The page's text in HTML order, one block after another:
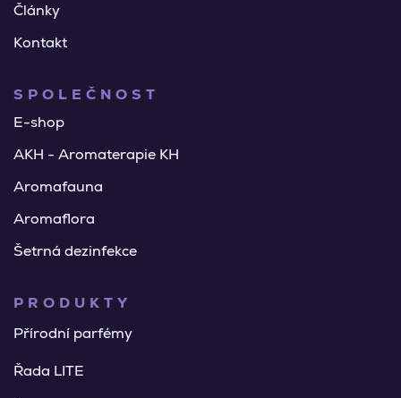
Články
Kontakt
SPOLEČNOST
E-shop
AKH - Aromaterapie KH
Aromafauna
Aromaflora
Šetrná dezinfekce
PRODUKTY
Přírodní parfémy
Řada LITE